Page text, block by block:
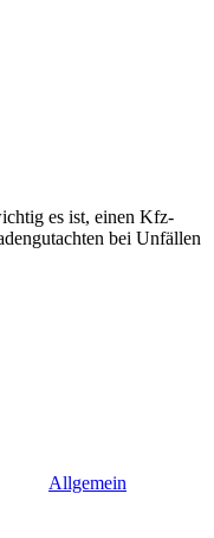
es ist, einen Kfz-
bei Unfällen
Allgemein